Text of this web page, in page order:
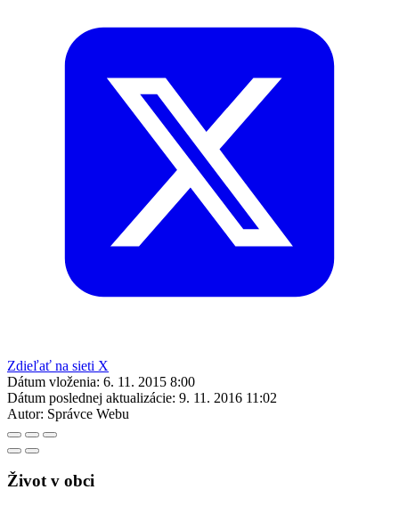
Zdieľať na sieti X
Dátum vloženia: 6. 11. 2015 8:00
Dátum poslednej aktualizácie: 9. 11. 2016 11:02
Autor: Správce Webu
Život v obci